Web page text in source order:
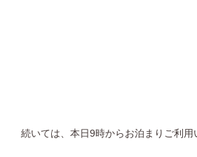
続いては、本日9時からお泊まりご利